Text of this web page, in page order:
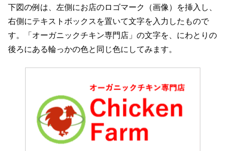
下図の例は、左側にお店のロゴマーク（画像）を挿入し、
右側にテキストボックスを置いて文字を入力したもので
す。「オーガニックチキン専門店」の文字を、にわとりの
後ろにある輪っかの色と同じ色にしてみます。